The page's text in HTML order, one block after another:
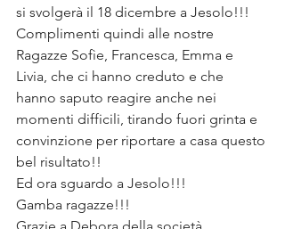
si svolgerà il 18 dicembre a Jesolo!!!
Complimenti quindi alle nostre
Ragazze Sofìe, Francesca, Emma e
Livia, che ci hanno creduto e che
hanno saputo reagire anche nei
momenti difficili, tirando fuori grinta e
convinzione per riportare a casa questo
bel risultato!!
Ed ora sguardo a Jesolo!!!
Gamba ragazze!!!
Grazie a Debora della società.